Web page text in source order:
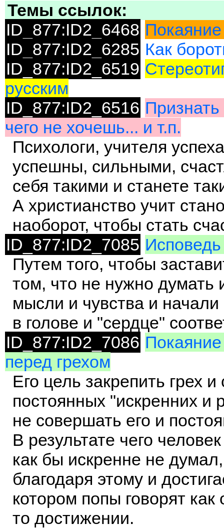
Темы ссылок:
ID_877:ID2_6468 Покаяние
ID_877:ID2_6285 Как
ID_877:ID2_6519
русским
ID_877:ID2_6516 Признать
чего не хочешь... и т.п.
Психологи, учителя
успешны, сильными,
себя такими и станете
А христианство учит
наоборот, чтобы стать
ID_877:ID2_7085 Исповедь
Путем того, чтобы
том, что не нужно думать
мысли и чувства и
в голове и "сердце"
ID_877:ID2_7086
перед грехом
Его цель закрепить грех
постоянных "искренних
не совершать его и
В результате чего
как бы искренне не
благодаря этому и
котором попы говорят
то достижении.